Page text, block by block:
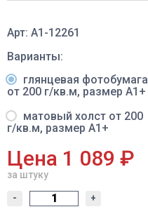
Арт: A1-12261
Варианты:
глянцевая фотобумага
от 200 г/кв.м, размер A1+
матовый холст от 200
г/кв.м, размер A1+
Цена 1 089 ₽
за штуку
- +